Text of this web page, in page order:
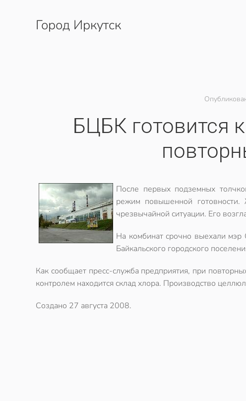
Перейти к содержимому
Город Иркутск
БЦБК готовится
После первых подземных
режим повышенной
чрезвычайной ситуации. Его
На комбинат срочно выехали
Байкальского городского
Как сообщает пресс-служба предприятия, при
контролем находится склад хлора. Производство
Создано 27 августа 2008.